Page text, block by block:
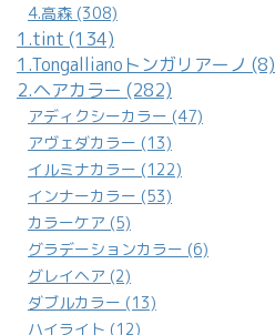
4.高森 (308)
1.tint (134)
1.Tongallianoトンガリアーノ (8)
2.ヘアカラー (282)
アディクシーカラー (47)
アヴェダカラー (13)
イルミナカラー (122)
インナーカラー (53)
カラーケア (5)
グラデーションカラー (6)
グレイヘア (2)
ダブルカラー (13)
ハイライト (12)